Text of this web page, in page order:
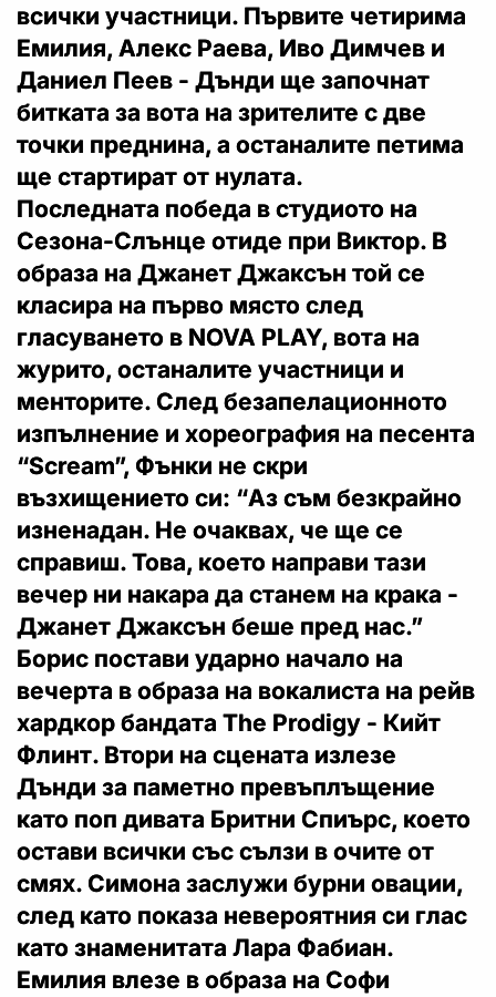
всички участници. Първите четирима
Емилия, Алекс Раева, Иво Димчев и
Даниел Пеев - Дънди ще започнат
битката за вота на зрителите с две
точки преднина, а останалите петима
ще стартират от нулата.
Последната победа в студиото на
Сезона-Слънце отиде при Виктор. В
образа на Джанет Джаксън той се
класира на първо място след
гласуването в NOVA PLAY, вота на
журито, останалите участници и
менторите. След безапелационното
изпълнение и хореография на песента
“Scream”, Фънки не скри
възхищението си: “Аз съм безкрайно
изненадан. Не очаквах, че ще се
справиш. Това, което направи тази
вечер ни накара да станем на крака -
Джанет Джаксън беше пред нас.”
Борис постави ударно начало на
вечерта в образа на вокалиста на рейв
хардкор бандата The Prodigy - Кийт
Флинт. Втори на сцената излезе
Дънди за паметно превъплъщение
като поп дивата Бритни Спиърс, което
остави всички със сълзи в очите от
смях. Симона заслужи бурни овации,
след като показа невероятния си глас
като знаменитата Лара Фабиан.
Емилия влезе в образа на Софи